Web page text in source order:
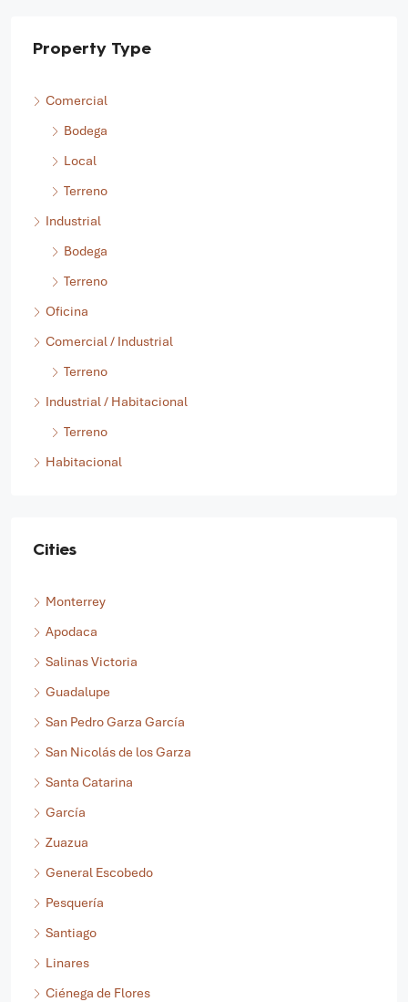
Property Type
Comercial
Bodega
Local
Terreno
Industrial
Bodega
Terreno
Oficina
Comercial / Industrial
Terreno
Industrial / Habitacional
Terreno
Habitacional
Cities
Monterrey
Apodaca
Salinas Victoria
Guadalupe
San Pedro Garza García
San Nicolás de los Garza
Santa Catarina
García
Zuazua
General Escobedo
Pesquería
Santiago
Linares
Ciénega de Flores